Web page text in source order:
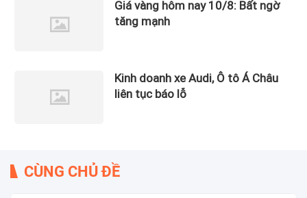
Giá vàng hôm nay 10/8: Bất ngờ
tăng mạnh
Kinh doanh xe Audi, Ô tô Á Châu
liên tục báo lỗ
CÙNG CHỦ ĐỀ